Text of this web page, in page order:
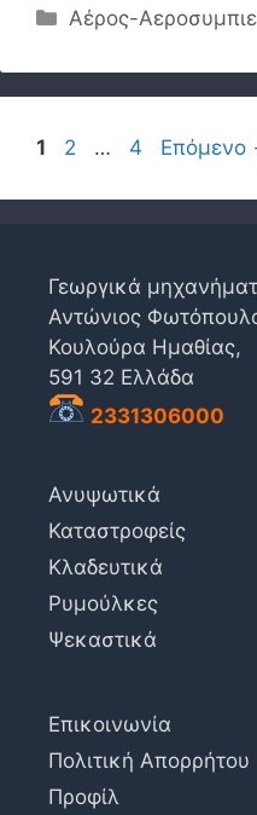
Κατηγορίες
Αέρος-
Σελίδα
1 Σελίδα
2 … Σελίδα
4 Επόμενο
Γεωργικά
Αντώνιος
Κουλούρα Ημαθίας,
591 32 Ελλάδα
2331306000
Ανυψωτικά
Καταστροφείς
Κλαδευτικά
Ρυμούλκες
Ψεκαστικά
Επικοινωνία
Πολιτική Απορρήτου
Προφίλ